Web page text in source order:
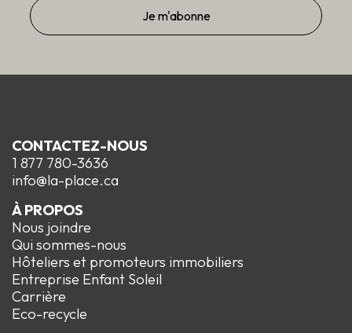
CONTACTEZ-NOUS
1 877 780-3636
info@la-place.ca
À PROPOS
Nous joindre
Qui sommes-nous
Hôteliers et promoteurs immobiliers
Entreprise Enfant Soleil
Carrière
Eco-recycle